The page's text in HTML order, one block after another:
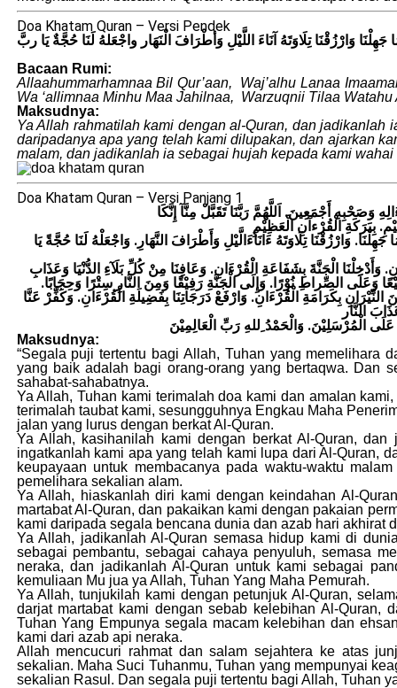
Doa Khatam Quran – Versi Pendek
وَارْزُقْنَا تِلَاوَتَهُ آنَاءَ اللَّيْلِ وَأطْرَافَ الْنَهَار واجْعَلهُ لَنَا حُجَّةٌ يَا ربَّ
Bacaan Rumi:
Allaahummarhamnaa Bil Qur’aan, Waj’alhu Lanaa
Wa ‘allimnaa Minhu Maa Jahilnaa, Warzuqnii Tilaa
Maksudnya:
Ya Allah rahmatilah kami dengan al-Quran, dan jadikanlah
daripadanya apa yang telah kami dilupakan, dan ajarkan
malam, dan jadikanlah ia sebagai hujah kepada kami
Doa Khatam Quran – Versi Panjang 1
وَصَحْبِهِ أَجْمَعِينَ. اَللَّهُمَّ رَبَّنَا تَقَبَّلْ مِنَّآ إِنَّكَا
وَارْزُقْنَا تِلَاوَتَهُ ءَانَآءَالَّيْلِ وَأَطْرَافَ النَّهَارِ. وَاجْعَلْهُ لَنَا حُجَّةً يَا
وَأَدْخِلْنَا الْجَنَّةَ بِشَفَاعَةِ الْقُرْءَانِ. وَعَافِنَا مِنْ كُلِّ بَلَآءِ الدُّنْيَا وَعَذَابِ
وَعَلَى الصِّراطِ نُوْرًا. وَإِلَى الْجَنَّةِ رَفِيْقًا وَمِنَ النَّارِ سِتْرًا وَحِجَابًا.
بِكَرَامَةِ الْقُرْءَانِ. وَارْفَعْ دَرَجَاتِنَا بِفَضِيلَةِ الْقُرْءَانِ. وَكَفِّرْ عَنَّا
الْمُرْسَلِيْنَ. وَالْحَمْدُ ِللهِ رَبِّ الْعَالِمِيْنَ
Maksudnya:
“Segala puji tertentu bagi Allah, Tuhan yang memelihara
yang baik adalah bagi orang-orang yang bertaqwa. Dan
sahabat-sahabatnya.
Ya Allah, Tuhan kami terimalah doa kami dan amalan
terimalah taubat kami, sesungguhnya Engkau Maha
jalan yang lurus dengan berkat Al-Quran.
Ya Allah, kasihanilah kami dengan berkat Al-Quran,
ingatkanlah kami apa yang telah kami lupa dari Al-Quran,
keupayaan untuk membacanya pada waktu-waktu
pemelihara sekalian alam.
Ya Allah, hiaskanlah diri kami dengan keindahan Al-
martabat Al-Quran, dan pakaikan kami dengan pakaian
kami daripada segala bencana dunia dan azab hari akhirat
Ya Allah, jadikanlah Al-Quran semasa hidup kami di
sebagai pembantu, sebagai cahaya penyuluh, semasa
neraka, dan jadikanlah Al-Quran untuk kami sebagai
kemuliaan Mu jua ya Allah, Tuhan Yang Maha Pemurah.
Ya Allah, tunjukilah kami dengan petunjuk Al-Quran,
darjat martabat kami dengan sebab kelebihan Al-Quran,
Tuhan Yang Empunya segala macam kelebihan dan
kami dari azab api neraka.
Allah mencucuri rahmat dan salam sejahtera ke atas
sekalian. Maha Suci Tuhanmu, Tuhan yang mempunyai
sekalian Rasul. Dan segala puji tertentu bagi Allah, Tuhan